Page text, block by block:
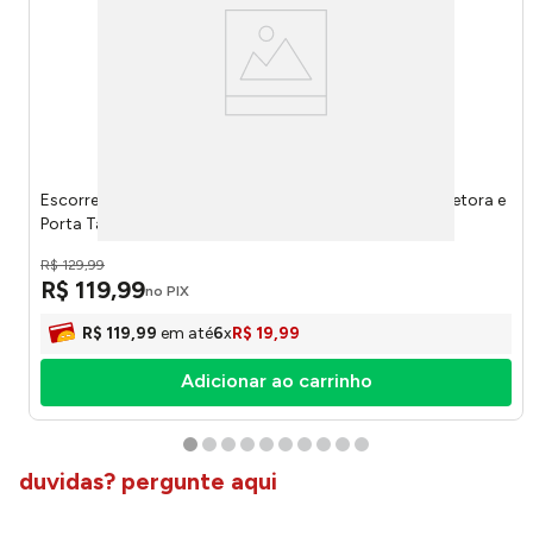
Escorredor de Louças 16 Pratos Inox com Bandeja Coletora e
Porta Talher 2016 - Mak Inox
R$ 129,99
R$ 119,99no PIX
R$ 119,99 em até6xR$ 19,99
Adicionar ao carrinho
duvidas? pergunte aqui